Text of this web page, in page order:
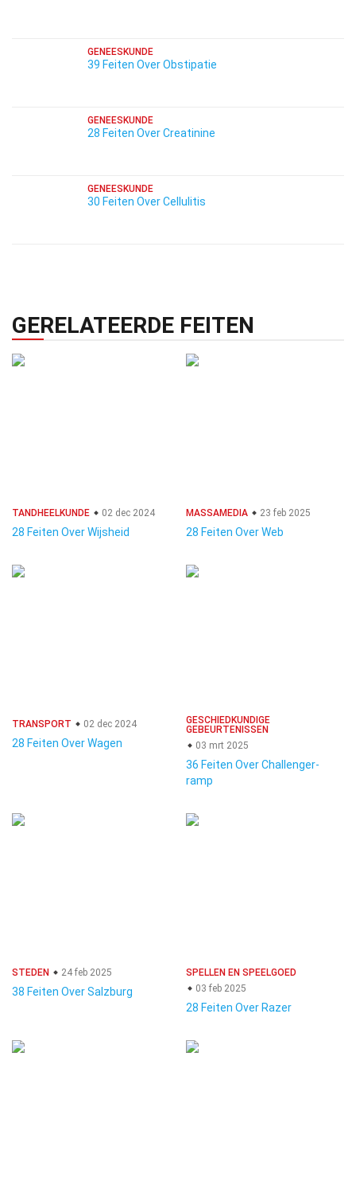
GENEESKUNDE
39 Feiten Over Obstipatie
GENEESKUNDE
28 Feiten Over Creatinine
GENEESKUNDE
30 Feiten Over Cellulitis
GERELATEERDE FEITEN
TANDHEELKUNDE 02 dec 2024
28 Feiten Over Wijsheid
MASSAMEDIA 23 feb 2025
28 Feiten Over Web
TRANSPORT 02 dec 2024
28 Feiten Over Wagen
GESCHIEDKUNDIGE
GEBEURTENISSEN
03 mrt 2025
36 Feiten Over Challenger-
ramp
STEDEN 24 feb 2025
38 Feiten Over Salzburg
SPELLEN EN SPEELGOED
03 feb 2025
28 Feiten Over Razer